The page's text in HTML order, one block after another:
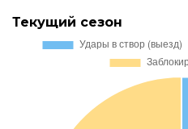
Текущий сезон